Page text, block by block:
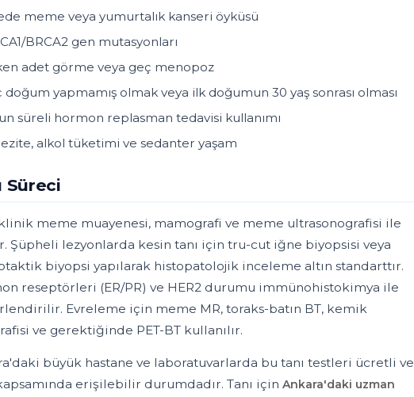
meme veya yumurtalık kanseri öyküsü
BRCA2 gen mutasyonları
adet görme veya geç menopoz
doğum yapmamış olmak veya ilk doğumun 30 yaş sonrası olması
süreli hormon replasman tedavisi kullanımı
alkol tüketimi ve sedanter yaşam
Süreci
klinik meme muayenesi, mamografi ve meme ultrasonografisi ile
Şüpheli lezyonlarda kesin tanı için tru-cut iğne biyopsisi veya
biyopsi yapılarak histopatolojik inceleme altın standarttır.
reseptörleri (ER/PR) ve HER2 durumu immünohistokimya ile
Evreleme için meme MR, toraks-batın BT, kemik
ve gerektiğinde PET-BT kullanılır.
büyük hastane ve laboratuvarlarda bu tanı testleri ücretli ve
erişilebilir durumdadır. Tanı için Ankara'daki uzman